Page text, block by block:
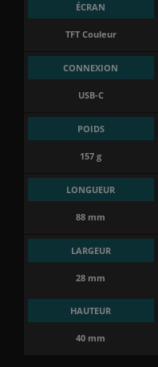
ÉCRAN
TFT Couleur
CONNEXION
USB-C
POIDS
157 g
LONGUEUR
88 mm
LARGEUR
28 mm
HAUTEUR
40 mm